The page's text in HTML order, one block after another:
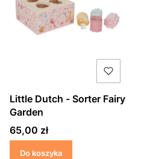
Little Dutch - Sorter Fairy
Garden
Cena
65,00 zł
Do koszyka